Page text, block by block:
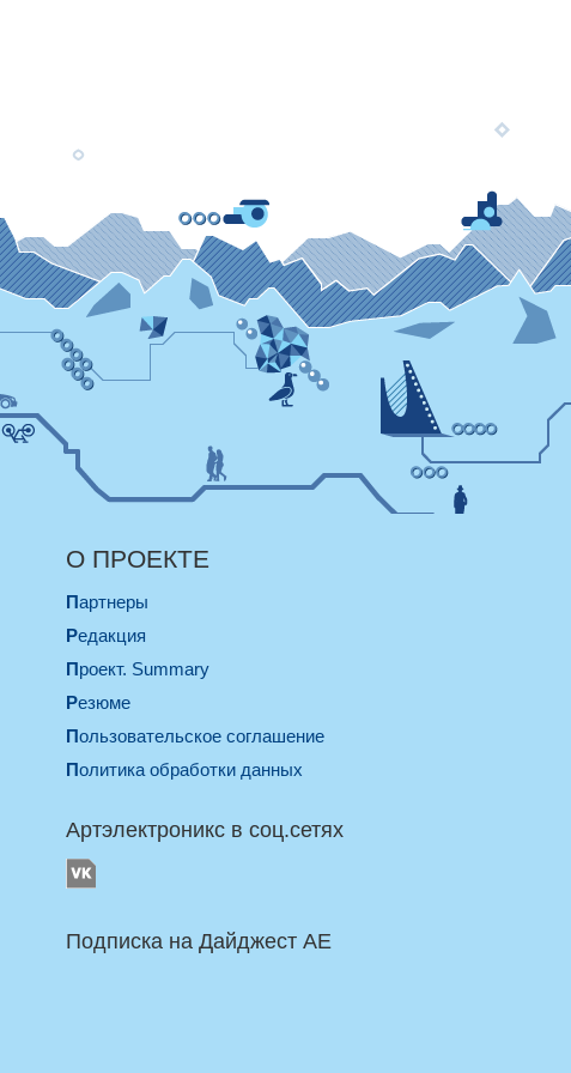
О ПРОЕКТЕ
Партнеры
Редакция
Проект. Summary
Резюме
Пользовательское соглашение
Политика обработки данных
Артэлектроникс в соц.сетях
Подписка на Дайджест AE